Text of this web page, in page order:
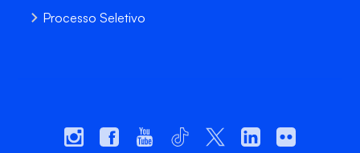
Processo Seletivo